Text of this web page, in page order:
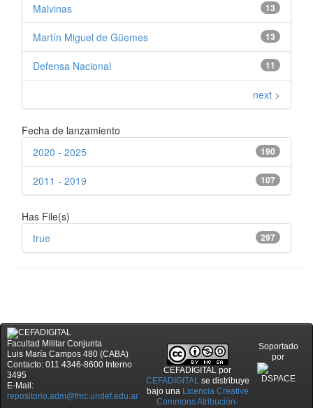
13
Malvinas
13
Martín Miguel de Güemes
11
Defensa Nacional
next >
Fecha de lanzamiento
190
2020 - 2025
107
2011 - 2019
Has File(s)
297
true
Facultad Militar Conjunta
Luis María Campos 480 (CABA)
Contacto: 011 4346-8600 Interno
3495
E-Mail:
repositorio.adm@fmc.undef.edu.ar
CEFADIGITAL por
CEFADIGITAL se distribuye
bajo una Licencia Creative
Commons Atribución-
Soportado
por